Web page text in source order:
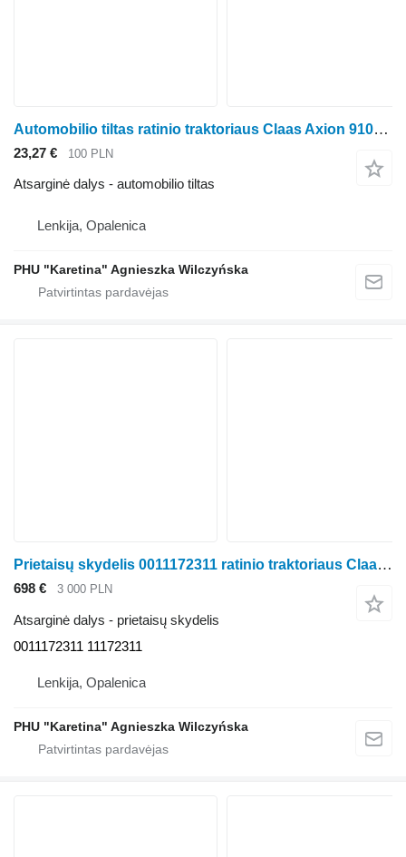
Automobilio tiltas ratinio traktoriaus Claas Axion 910-950
23,27 € 100 PLN
Atsarginė dalys - automobilio tiltas
Lenkija, Opalenica
PHU "Karetina" Agnieszka Wilczyńska
Prietaisų skydelis 0011172311 ratinio traktoriaus Claas Axion 850
698 € 3 000 PLN
Atsarginė dalys - prietaisų skydelis
0011172311 11172311
Lenkija, Opalenica
PHU "Karetina" Agnieszka Wilczyńska